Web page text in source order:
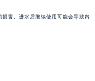
害。进水后继续使用可能会导致内